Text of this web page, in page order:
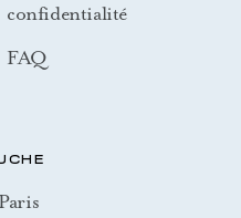
confidentialité
FAQ